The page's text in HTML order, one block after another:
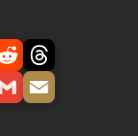
RedditThreads
GmailE-